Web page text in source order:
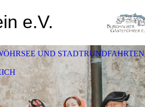
e.V.
UND STADTRUNDFAHRTEN